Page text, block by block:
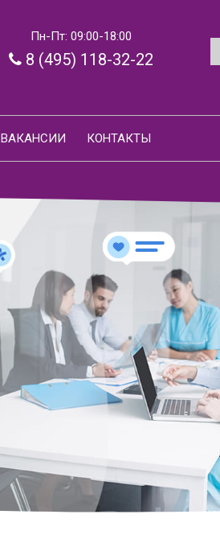
Пн-Пт: 09:00-18:00
8 (495) 118-32-22
ВАКАНСИИ КОНТАКТЫ